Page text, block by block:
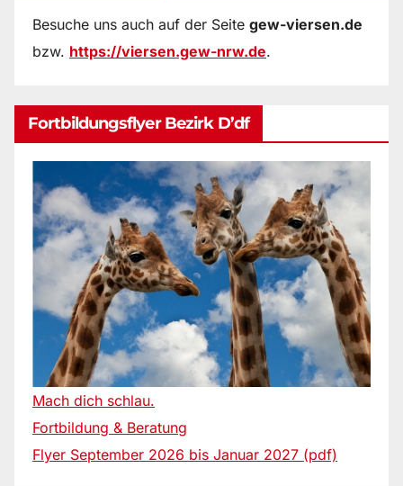
Besuche uns auch auf der Seite gew-viersen.de
bzw. https://viersen.gew-nrw.de.
Fortbildungsflyer Bezirk D’df
Mach dich schlau.
Fortbildung & Beratung
Flyer September 2026 bis Januar 2027 (pdf)